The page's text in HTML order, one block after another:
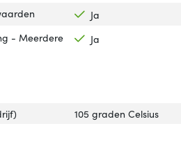
Ja
- Meerdere
Ja
105 graden Celsius